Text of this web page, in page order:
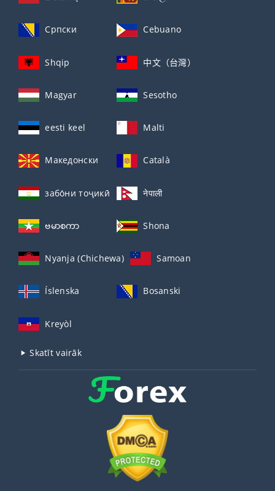
Српски Cebuano
Shqip 中文（台灣）
Magyar Sesotho
eesti keel Malti
Македонски Català
забо́ни тоҷикӣ́ नेपाली
ဗမာစကာ Shona
Nyanja (Chichewa) Samoan
Íslenska Bosanski
Kreyòl
Skatīt vairāk